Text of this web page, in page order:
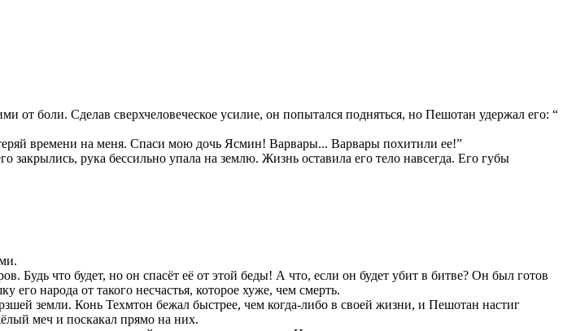
боли. Сделав сверхчеловеческое усилие, он попытался подняться, но Пешотан удержал его: “
времени на меня. Спаси мою дочь Ясмин! Варвары... Варвары похитили ее!”
закрылись, рука бессильно упала на землю. Жизнь оставила его тело навсегда. Его губы
Будь что будет, но он спасёт её от этой беды! А что, если он будет убит в битве? Он был готов
народа от такого несчастья, которое хуже, чем смерть.
земли. Конь Техмтон бежал быстрее, чем когда-либо в своей жизни, и Пешотан настиг
меч и поскакал прямо на них.